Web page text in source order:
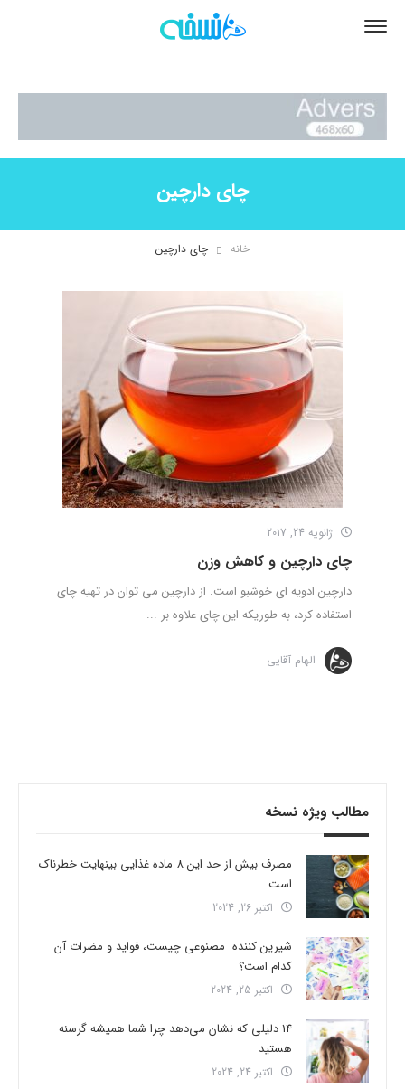
چای دارچین
خانه چای دارچین
ژانویه 24, 2017
چای دارچین و کاهش وزن
دارچین ادویه ای خوشبو است. از دارچین می توان در تهیه چای
استفاده کرد، به طوریکه این چای علاوه بر ...
الهام آقایی
مطالب ویژه نسخه
مصرف بیش از حد این 8 ماده غذایی بینهایت خطرناک
است
اکتبر 26, 2024
شیرین کننده مصنوعی چیست، فواید و مضرات آن
کدام است؟
اکتبر 25, 2024
14 دلیلی که نشان می‌دهد چرا شما همیشه گرسنه
هستید
اکتبر 24, 2024